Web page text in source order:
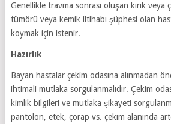
Genellikle travma sonrası oluşan kırık veya
tümörü veya kemik iltihabı şüphesi olan
koymak için istenir.
Hazırlık
Bayan hastalar çekim odasına alınmadan
ihtimali mutlaka sorgulanmalıdır. Çekim
kimlik bilgileri ve mutlaka şikayeti
pantolon, etek, çorap vs. çekim alanında